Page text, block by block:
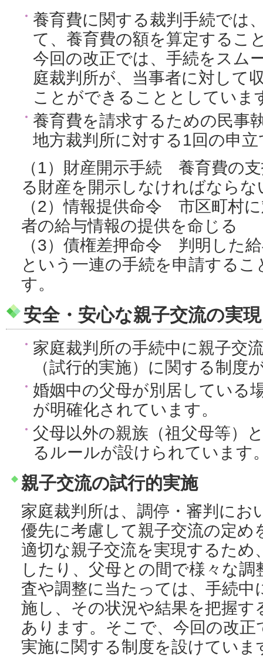
養育費に関する裁判手続では
て、養育費の額を算定するこ
今回の改正では、手続をスム
庭裁判所が、当事者に対して
ことができることとしていま
養育費を請求するための民事
地方裁判所に対する1回の申立
（1）財産開示手続 養育費の
る財産を開示しなければならな
（2）情報提供命令 市区町村
者の給与情報の提供を命じる
（3）債権差押命令 判明した
という一連の手続を申請する
す。
安全・安心な親子交流の実
家庭裁判所の手続中に親子交
（試行的実施）に関する制度
婚姻中の父母が別居している
が明確化されています。
父母以外の親族（祖父母等）
るルールが設けられています
親子交流の試行的実施
家庭裁判所は、調停・審判にお
優先に考慮して親子交流の定
適切な親子交流を実現するため
したり、父母との間で様々な
査や調整に当たっては、手続中
施し、その状況や結果を把握
あります。そこで、今回の改正
実施に関する制度を設けていま